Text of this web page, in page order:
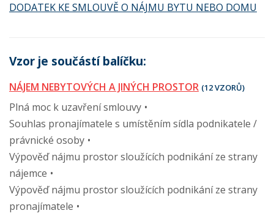
DODATEK KE SMLOUVĚ O NÁJMU BYTU NEBO DOMU
Vzor je součástí balíčku:
NÁJEM NEBYTOVÝCH A JINÝCH PROSTOR (12 VZORŮ)
Plná moc k uzavření smlouvy
Souhlas pronajímatele s umístěním sídla podnikatele /
právnické osoby
Výpověď nájmu prostor sloužících podnikání ze strany
nájemce
Výpověď nájmu prostor sloužících podnikání ze strany
pronajímatele